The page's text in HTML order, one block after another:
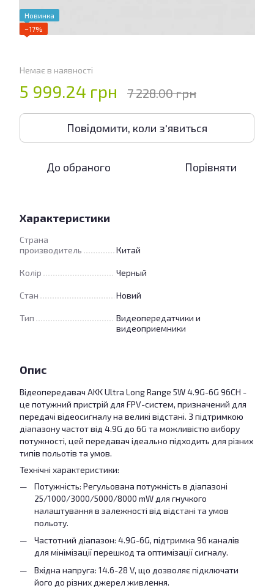
Новинка
−17%
Немає в наявності
5 999.24 грн 7 228.00 грн
Повідомити, коли з'явиться
До обраного Порівняти
Характеристики
Страна
производитель
Китай
Колір Черный
Стан Новий
Тип
Видеопередатчики и
видеоприемники
Опис
Відеопередавач AKK Ultra Long Range 5W 4.9G-6G 96CH -
це потужний пристрій для FPV-систем, призначений для
передачі відеосигналу на великі відстані. З підтримкою
діапазону частот від 4.9G до 6G та можливістю вибору
потужності, цей передавач ідеально підходить для різних
типів польотів та умов.
Технічні характеристики:
Потужність: Регульована потужність в діапазоні
25/1000/3000/5000/8000 mW для гнучкого
налаштування в залежності від відстані та умов
польоту.
Частотний діапазон: 4.9G-6G, підтримка 96 каналів
для мінімізації перешкод та оптимізації сигналу.
Вхідна напруга: 14.6-28 V, що дозволяє підключати
його до різних джерел живлення.